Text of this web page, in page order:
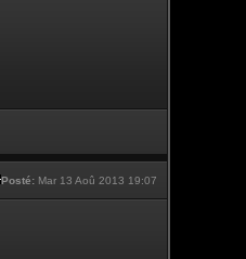
Posté: Mar 13 Aoû 2013 19:07